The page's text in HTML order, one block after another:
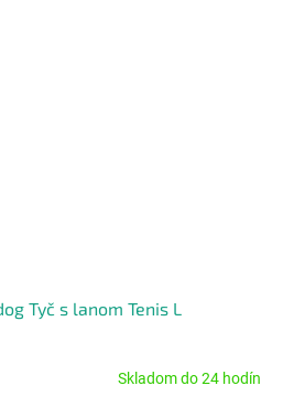
Tyč s lanom Tenis L
Skladom do 24 hodín